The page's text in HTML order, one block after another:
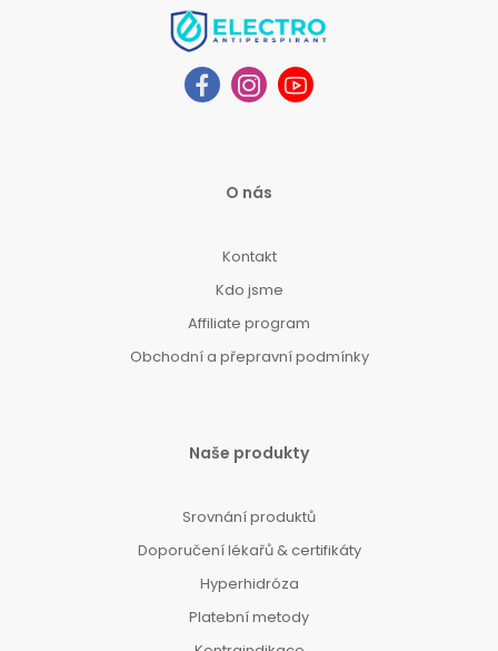
O nás
Kontakt
Kdo jsme
Affiliate program
Obchodní a přepravní podmínky
Naše produkty
Srovnání produktů
Doporučení lékařů & certifikáty
Hyperhidróza
Platební metody